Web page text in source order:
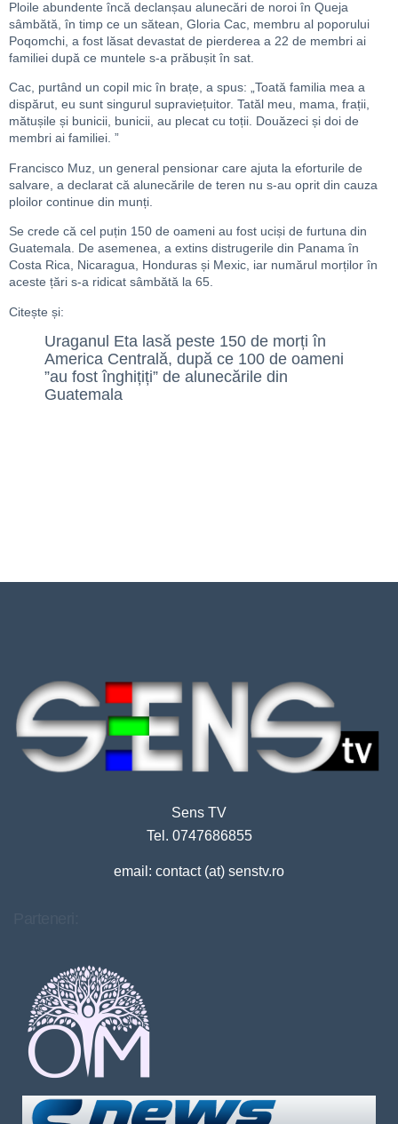
Ploile abundente încă declanșau alunecări de noroi în Queja
sâmbătă, în timp ce un sătean, Gloria Cac, membru al poporului
Poqomchi, a fost lăsat devastat de pierderea a 22 de membri ai
familiei după ce muntele s-a prăbușit în sat.
Cac, purtând un copil mic în brațe, a spus: „Toată familia mea a
dispărut, eu sunt singurul supraviețuitor. Tatăl meu, mama, frații,
mătușile și bunicii, bunicii, au plecat cu toții. Douăzeci și doi de
membri ai familiei. ”
Francisco Muz, un general pensionar care ajuta la eforturile de
salvare, a declarat că alunecările de teren nu s-au oprit din cauza
ploilor continue din munți.
Se crede că cel puțin 150 de oameni au fost uciși de furtuna din
Guatemala. De asemenea, a extins distrugerile din Panama în
Costa Rica, Nicaragua, Honduras și Mexic, iar numărul morților în
aceste țări s-a ridicat sâmbătă la 65.
Citește și:
Uraganul Eta lasă peste 150 de morți în
America Centrală, după ce 100 de oameni
”au fost înghițiți” de alunecările din
Guatemala
Sens TV
Tel. 0747686855
email: contact (at) senstv.ro